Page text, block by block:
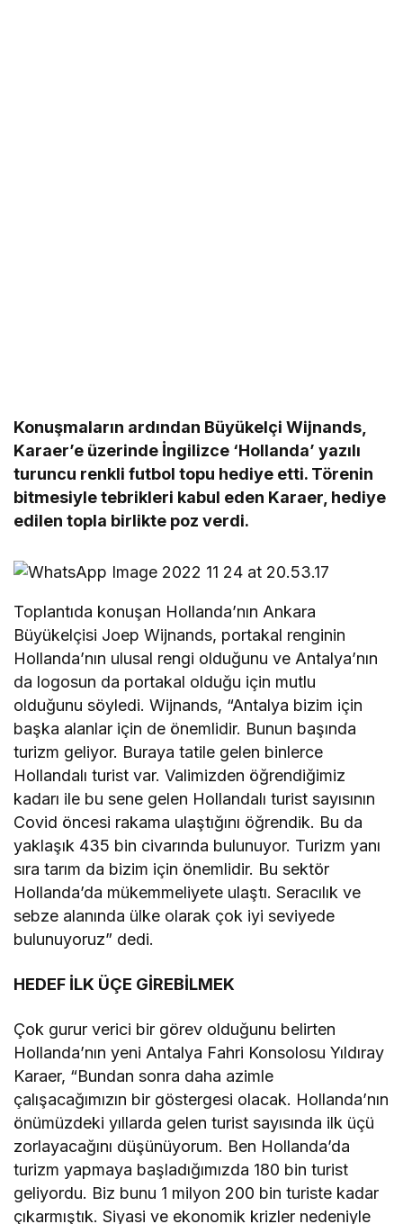
Konuşmaların ardından Büyükelçi Wijnands,
Karaer’e üzerinde İngilizce ‘Hollanda’ yazılı
turuncu renkli futbol topu hediye etti. Törenin
bitmesiyle tebrikleri kabul eden Karaer, hediye
edilen topla birlikte poz verdi.
Toplantıda konuşan Hollanda’nın Ankara
Büyükelçisi Joep Wijnands, portakal renginin
Hollanda’nın ulusal rengi olduğunu ve Antalya’nın
da logosun da portakal olduğu için mutlu
olduğunu söyledi. Wijnands, “Antalya bizim için
başka alanlar için de önemlidir. Bunun başında
turizm geliyor. Buraya tatile gelen binlerce
Hollandalı turist var. Valimizden öğrendiğimiz
kadarı ile bu sene gelen Hollandalı turist sayısının
Covid öncesi rakama ulaştığını öğrendik. Bu da
yaklaşık 435 bin civarında bulunuyor. Turizm yanı
sıra tarım da bizim için önemlidir. Bu sektör
Hollanda’da mükemmeliyete ulaştı. Seracılık ve
sebze alanında ülke olarak çok iyi seviyede
bulunuyoruz” dedi.
HEDEF İLK ÜÇE GİREBİLMEK
Çok gurur verici bir görev olduğunu belirten
Hollanda’nın yeni Antalya Fahri Konsolosu Yıldıray
Karaer, “Bundan sonra daha azimle
çalışacağımızın bir göstergesi olacak. Hollanda’nın
önümüzdeki yıllarda gelen turist sayısında ilk üçü
zorlayacağını düşünüyorum. Ben Hollanda’da
turizm yapmaya başladığımızda 180 bin turist
geliyordu. Biz bunu 1 milyon 200 bin turiste kadar
çıkarmıştık. Siyasi ve ekonomik krizler nedeniyle